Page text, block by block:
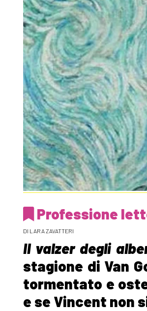
Professione
DI LARA ZAVATTERI
Il valzer degli
stagione di Van
tormentato e
e se Vincent non